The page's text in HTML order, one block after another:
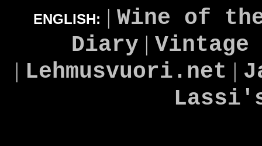
ENGLISH: | Wine of the
Diary | Vintage
| Lehmusvuori.net |